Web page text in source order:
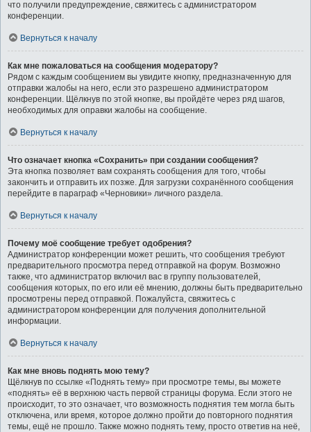
что получили предупреждение, свяжитесь с администратором
конференции.
Вернуться к началу
Как мне пожаловаться на сообщения модератору?
Рядом с каждым сообщением вы увидите кнопку, предназначенную для
отправки жалобы на него, если это разрешено администратором
конференции. Щёлкнув по этой кнопке, вы пройдёте через ряд шагов,
необходимых для оправки жалобы на сообщение.
Вернуться к началу
Что означает кнопка «Сохранить» при создании сообщения?
Эта кнопка позволяет вам сохранять сообщения для того, чтобы
закончить и отправить их позже. Для загрузки сохранённого сообщения
перейдите в параграф «Черновики» личного раздела.
Вернуться к началу
Почему моё сообщение требует одобрения?
Администратор конференции может решить, что сообщения требуют
предварительного просмотра перед отправкой на форум. Возможно
также, что администратор включил вас в группу пользователей,
сообщения которых, по его или её мнению, должны быть предварительно
просмотрены перед отправкой. Пожалуйста, свяжитесь с
администратором конференции для получения дополнительной
информации.
Вернуться к началу
Как мне вновь поднять мою тему?
Щёлкнув по ссылке «Поднять тему» при просмотре темы, вы можете
«поднять» её в верхнюю часть первой страницы форума. Если этого не
происходит, то это означает, что возможность поднятия тем могла быть
отключена, или время, которое должно пройти до повторного поднятия
темы, ещё не прошло. Также можно поднять тему, просто ответив на неё,